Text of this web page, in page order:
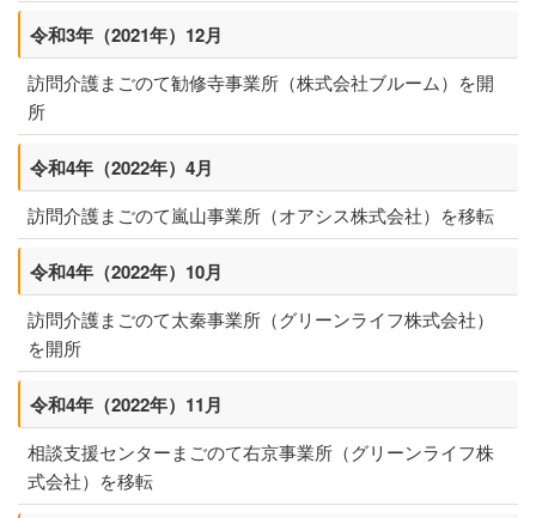
令和3年（2021年）12月
訪問介護まごのて勧修寺事業所（株式会社ブルーム）を開
所
令和4年（2022年）4月
訪問介護まごのて嵐山事業所（オアシス株式会社）を移転
令和4年（2022年）10月
訪問介護まごのて太秦事業所（グリーンライフ株式会社）
を開所
令和4年（2022年）11月
相談支援センターまごのて右京事業所（グリーンライフ株
式会社）を移転